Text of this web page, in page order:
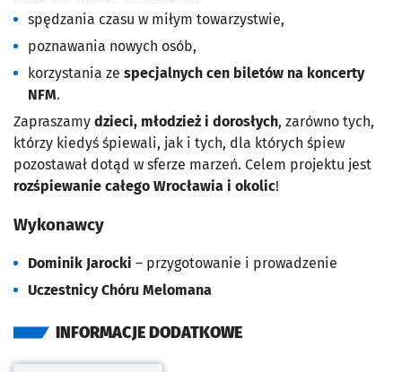
spędzania czasu w miłym towarzystwie,
poznawania nowych osób,
korzystania ze specjalnych cen biletów na koncerty
NFM.
Zapraszamy dzieci, młodzież i dorosłych, zarówno tych,
którzy kiedyś śpiewali, jak i tych, dla których śpiew
pozostawał dotąd w sferze marzeń. Celem projektu jest
rozśpiewanie całego Wrocławia i okolic!
Wykonawcy
Dominik Jarocki – przygotowanie i prowadzenie
Uczestnicy Chóru Melomana
INFORMACJE DODATKOWE